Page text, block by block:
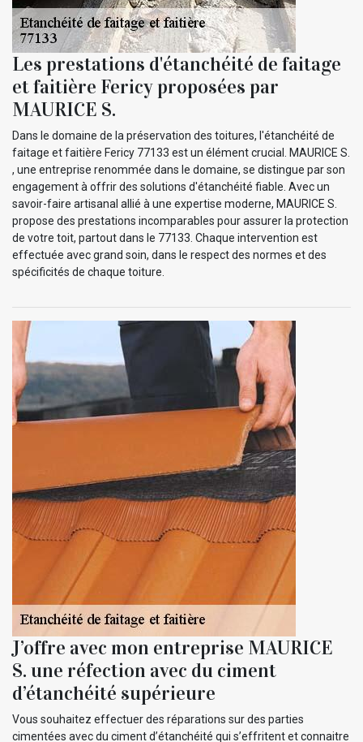
Les prestations d'étanchéité de faitage
et faitière Fericy proposées par
MAURICE S.
Dans le domaine de la préservation des toitures, l'étanchéité de
faitage et faitière Fericy 77133 est un élément crucial. MAURICE S.
, une entreprise renommée dans le domaine, se distingue par son
engagement à offrir des solutions d'étanchéité fiable. Avec un
savoir-faire artisanal allié à une expertise moderne, MAURICE S.
propose des prestations incomparables pour assurer la protection
de votre toit, partout dans le 77133. Chaque intervention est
effectuée avec grand soin, dans le respect des normes et des
spécificités de chaque toiture.
J’offre avec mon entreprise MAURICE
S. une réfection avec du ciment
d’étanchéité supérieure
Vous souhaitez effectuer des réparations sur des parties
cimentées avec du ciment d’étanchéité qui s’effritent et connaitre